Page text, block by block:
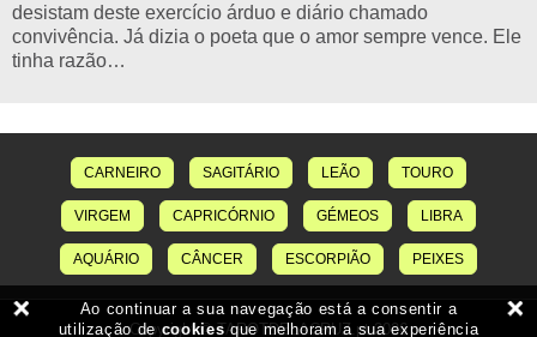
desistam deste exercício árduo e diário chamado
convivência. Já dizia o poeta que o amor sempre vence. Ele
tinha razão…
CARNEIRO SAGITÁRIO LEÃO TOURO
VIRGEM CAPRICÓRNIO GÉMEOS LIBRA
AQUÁRIO CÂNCER ESCORPIÃO PEIXES
Copyright © TAROTDELACRUZ.pt 2026